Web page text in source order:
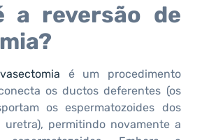
a reversão de
é um procedimento
os ductos deferentes (os
os espermatozoides dos
permitindo novamente a